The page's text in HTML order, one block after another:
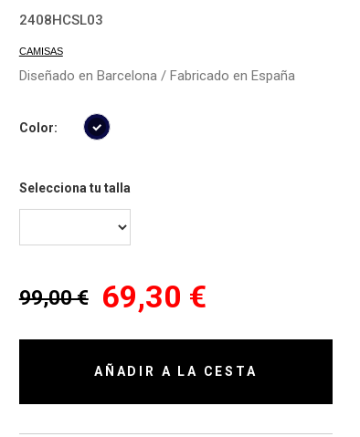
2408HCSL03
CAMISAS
Diseñado en Barcelona / Fabricado en España
Color:
Selecciona tu talla
99,00 € 69,30 €
AÑADIR A LA CESTA